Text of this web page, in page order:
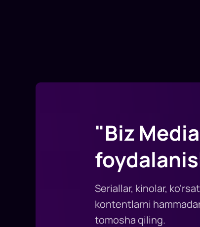
"Biz
Seriallar, kinolar,
kontentlarni
tomosha qiling.